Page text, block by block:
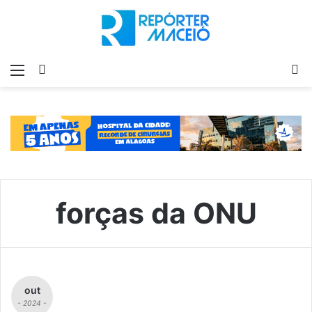
Menu
forças da ONU
out
- 2024 -